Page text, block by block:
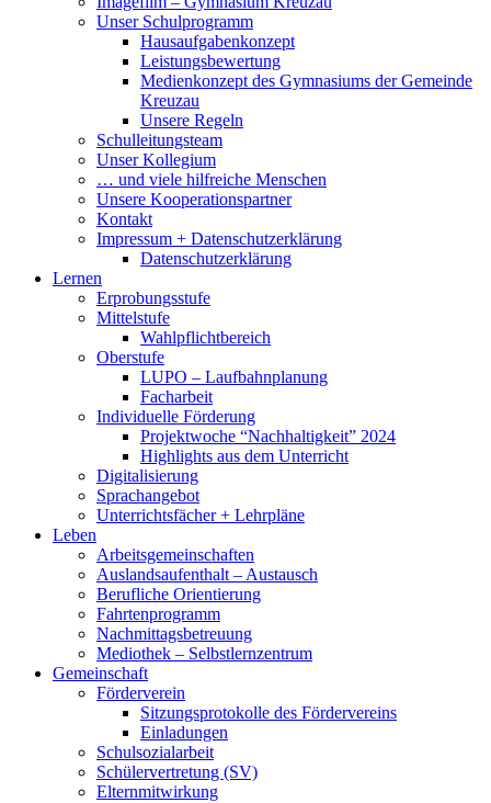
Unser Schulprogramm
Hausaufgabenkonzept
Leistungsbewertung
Medienkonzept des Gymnasiums der Gemeinde
Kreuzau
Unsere Regeln
Schulleitungsteam
Unser Kollegium
… und viele hilfreiche Menschen
Unsere Kooperationspartner
Kontakt
Impressum + Datenschutzerklärung
Datenschutzerklärung
Lernen
Erprobungsstufe
Mittelstufe
Wahlpflichtbereich
Oberstufe
LUPO – Laufbahnplanung
Facharbeit
Individuelle Förderung
Projektwoche “Nachhaltigkeit” 2024
Highlights aus dem Unterricht
Digitalisierung
Sprachangebot
Unterrichtsfächer + Lehrpläne
Leben
Arbeitsgemeinschaften
Auslandsaufenthalt – Austausch
Berufliche Orientierung
Fahrtenprogramm
Nachmittagsbetreuung
Mediothek – Selbstlernzentrum
Gemeinschaft
Förderverein
Sitzungsprotokolle des Fördervereins
Einladungen
Schulsozialarbeit
Schülervertretung (SV)
Elternmitwirkung